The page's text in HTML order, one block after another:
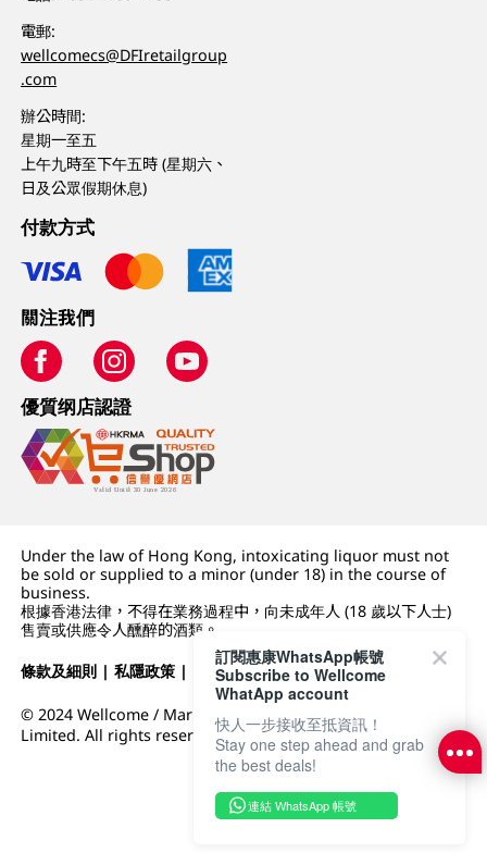
電郵:
wellcomecs@DFIretailgroup
.com
辦公時間:
星期一至五
上午九時至下午五時 (星期六、
日及公眾假期休息)
付款方式
關注我們
優質纲店認證
Under the law of Hong Kong, intoxicating liquor must not
be sold or supplied to a minor (under 18) in the course of
business.
根據香港法律，不得在業務過程中，向未成年人 (18 歲以下人士)
售賣或供應令人醺醉的酒類。
條款及細則 |私隱政策 | DFI零售集團
© 2024 Wellcome / Market Place. The Dairy Farm Company
Limited. All rights reserved.
訂閱惠康WhatsApp帳號
Subscribe to Wellcome
WhatApp account
快人一步接收至抵資訊！
Stay one step ahead and grab
the best deals!
連結 WhatsApp 帳號